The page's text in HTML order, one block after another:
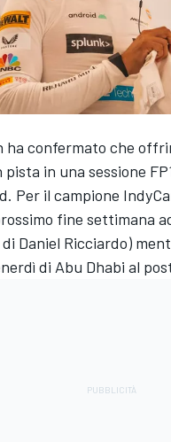
ha confermato che
in una sessione
Per il campione
fine settimana
Daniel Ricciardo)
di Abu Dhabi al